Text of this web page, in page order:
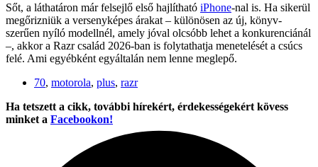
Sőt, a láthatáron már felsejlő első hajlítható iPhone-nal is. Ha sikerül
megőrizniük a versenyképes árakat – különösen az új, könyv-
szerűen nyíló modellnél, amely jóval olcsóbb lehet a konkurenciánál
–, akkor a Razr család 2026-ban is folytathatja menetelését a csúcs
felé. Ami egyébként egyáltalán nem lenne meglepő.
70, motorola, plus, razr
Ha tetszett a cikk, további hírekért, érdekességekért kövess
minket a Facebookon!